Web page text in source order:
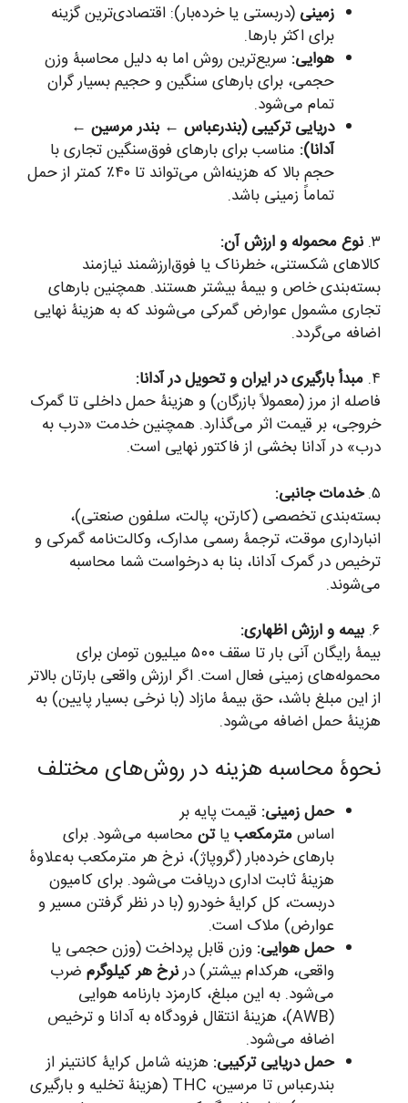
زمینی (دربستی یا خرده‌بار): اقتصادی‌ترین گزینه
برای اکثر بارها.
هوایی: سریع‌ترین روش اما به دلیل محاسبۀ وزن
حجمی، برای بارهای سنگین و حجیم بسیار گران
تمام می‌شود.
دریایی ترکیبی (بندرعباس ← بندر مرسین ←
آدانا): مناسب برای بارهای فوق‌سنگین تجاری با
حجم بالا که هزینه‌اش می‌تواند تا ۴۰٪ کمتر از حمل
تماماً زمینی باشد.
۳. نوع محموله و ارزش آن:
کالاهای شکستنی، خطرناک یا فوق‌ارزشمند نیازمند
بسته‌بندی خاص و بیمۀ بیشتر هستند. همچنین بارهای
تجاری مشمول عوارض گمرکی می‌شوند که به هزینۀ نهایی
اضافه می‌گردد.
۴. مبدأ بارگیری در ایران و تحویل در آدانا:
فاصله از مرز (معمولاً بازرگان) و هزینۀ حمل داخلی تا گمرک
خروجی، بر قیمت اثر می‌گذارد. همچنین خدمت «درب به
درب» در آدانا بخشی از فاکتور نهایی است.
۵. خدمات جانبی:
بسته‌بندی تخصصی (کارتن، پالت، سلفون صنعتی)،
انبارداری موقت، ترجمۀ رسمی مدارک، وکالت‌نامه گمرکی و
ترخیص در گمرک آدانا، بنا به درخواست شما محاسبه
می‌شوند.
۶. بیمه و ارزش اظهاری:
بیمۀ رایگان آنی بار تا سقف ۵۰۰ میلیون تومان برای
محموله‌های زمینی فعال است. اگر ارزش واقعی بارتان بالاتر
از این مبلغ باشد، حق بیمۀ مازاد (با نرخی بسیار پایین) به
هزینۀ حمل اضافه می‌شود.
نحوۀ محاسبه هزینه در روش‌های مختلف
حمل زمینی: قیمت پایه بر
اساسمترمکعبیاتن محاسبه می‌شود. برای
بارهای خرده‌بار (گروپاژ)، نرخ هر مترمکعب به‌علاوۀ
هزینۀ ثابت اداری دریافت می‌شود. برای کامیون
دربست، کل کرایۀ خودرو (با در نظر گرفتن مسیر و
عوارض) ملاک است.
حمل هوایی: وزن قابل پرداخت (وزن حجمی یا
واقعی، هرکدام بیشتر) درنرخ هر کیلوگرم ضرب
می‌شود. به این مبلغ، کارمزد بارنامه هوایی
(AWB)، هزینۀ انتقال فرودگاه به آدانا و ترخیص
اضافه می‌شود.
حمل دریایی ترکیبی: هزینه شامل کرایۀ کانتینر از
بندرعباس تا مرسین، THC (هزینۀ تخلیه و بارگیری